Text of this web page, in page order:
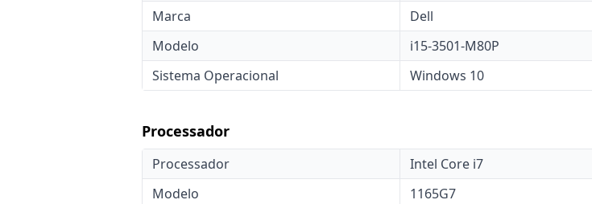
Marca
Dell
Modelo
i15-3501-M80P
Sistema Operacional
Windows 10
Processador
Processador
Intel Core i7
Modelo
1165G7